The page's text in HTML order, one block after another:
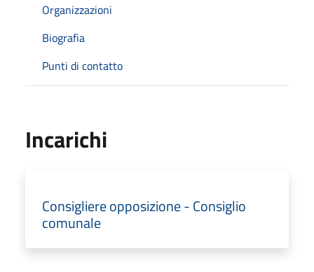
Organizzazioni
Biografia
Punti di contatto
Incarichi
Consigliere opposizione - Consiglio
comunale